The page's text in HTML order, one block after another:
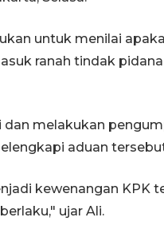
untuk menilai
ranah tindak
dan melakukan
aduan
kewenangan KPK
ujar Ali.